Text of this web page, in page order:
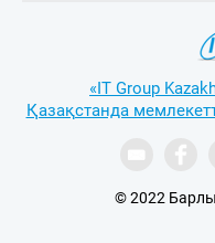
«IT Group
Қазақстанда
© 2022